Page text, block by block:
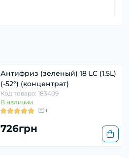
Антифриз (зеленый) 18 LC (1.5L)
(-52°) (концентрат)
Код товара: 183409
В наличии
1
726грн